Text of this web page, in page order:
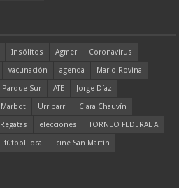
Insólitos Agmer
Coronavirus
vacunación agenda
Mario Rovina
Parque Sur ATE
Jorge Díaz
Marbot Urribarri
Clara Chauvín
Regatas elecciones
TORNEO FEDERAL A
fútbol local cine San Martín